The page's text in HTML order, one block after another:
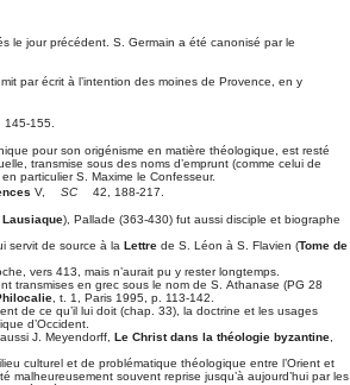
le jour précédent. S. Germain a été canonisé par le
par écrit à l’intention des moines de Provence, en y
145-155.
pour son origénisme en matière théologique, est resté
transmise sous des noms d’emprunt (comme celui de
particulier S. Maxime le Confesseur.
V, SC
42, 188-217.
), Pallade (363-430) fut aussi disciple et biographe
servit de source à la Lettre de S. Léon à S. Flavien (Tome de
vers 413, mais n’aurait pu y rester longtemps.
transmises en grec sous le nom de S. Athanase (PG 28
, t. 1, Paris 1995, p. 113-142.
de ce qu’il lui doit (chap. 33), la doctrine et les usages
d’Occident.
J. Meyendorff, Le Christ dans la théologie byzantine,
culturel et de problématique théologique entre l’Orient et
malheureusement souvent reprise jusqu’à aujourd’hui par les